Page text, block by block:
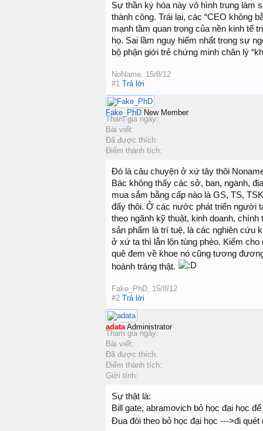
Sự thần kỳ hóa này vô hình trung làm
thành công. Trái lại, các “CEO không
mạnh tầm quan trọng của nền kinh tế
họ. Sai lầm nguy hiểm nhất trong sự
bộ phận giới trẻ chứng minh chân lý
NoName, 15/8/12
#1 Trả lời
Fake_PhD New Member
Tham gia ngày:
Bài viết:
Đã được thích:
Điểm thành tích:
Đó là câu chuyện ở xứ tây thôi
Bác không thấy các sở, ban, ngành,
mua sắm bằng cấp nào là GS, TS,
đấy thôi. Ở các nước phát triển người
theo ngãnh kỹ thuật, kinh doanh,
sản phẩm là trí tuệ, là các nghiên cứu
ở xứ ta thì lẫn lộn tùng phèo. Kiếm
quê đem về khoe nó cũng tương
hoành tráng thật.
Fake_PhD, 15/8/12
#2 Trả lời
adata Administrator
Tham gia ngày:
Bài viết:
Đã được thích:
Điểm thành tích:
Giới tính:
Sự thật là:
Bill gate, abramovich bỏ học đại học
Đua đòi theo bỏ học đại học --->đi